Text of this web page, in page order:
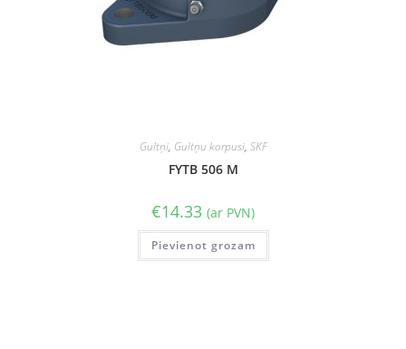
Gultņi, Gultņu korpusi, SKF
FYTB 506 M
€14.33 (ar PVN)
Pievienot grozam